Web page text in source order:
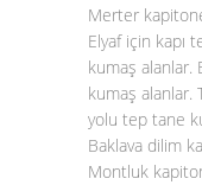
Merter
Elyaf için kapı
kumaş alanlar.
kumaş alanlar.
yolu tep tane
Baklava dilim
Montluk